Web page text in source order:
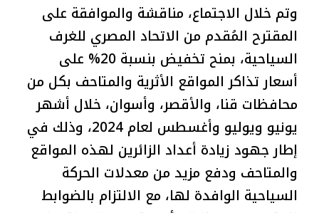
وتم خلال الاجتماع، مناقشة والموافقة على
المقترح المُقدم من الاتحاد المصري للغرف
السياحية، بمنح تخفيض بنسبة 20% على
أسعار تذاكر المواقع الأثرية والمتاحف بكل من
محافظات قنا، والأقصر، وأسوان، خلال أشهر
يونيو ويوليو وأغسطس لعام 2024، وذلك في
إطار جهود زيادة أعداد الزائرين لهذه المواقع
والمتاحف ودفع مزيد من معدلات الحركة
السياحية الوافدة لها، مع الالتزام بالضوابط